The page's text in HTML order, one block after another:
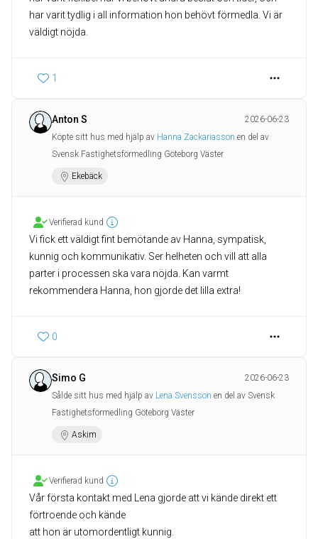
har varit tydlig i all information hon behövt förmedla. Vi är
väldigt nöjda.
1
Anton S
2026-06-23
Köpte sitt hus med hjälp av Hanna Zackariasson en del av
Svensk Fastighetsförmedling Göteborg Väster
Ekebäck
Verifierad kund
Vi fick ett väldigt fint bemötande av Hanna, sympatisk,
kunnig och kommunikativ. Ser helheten och vill att alla
parter i processen ska vara nöjda. Kan varmt
rekommendera Hanna, hon gjorde det lilla extra!
0
Simo G
2026-06-23
Sålde sitt hus med hjälp av Lena Svensson en del av Svensk
Fastighetsförmedling Göteborg Väster
Askim
Verifierad kund
Vår första kontakt med Lena gjorde att vi kände direkt ett
förtroende och kände
att hon är utomordentligt kunnig.